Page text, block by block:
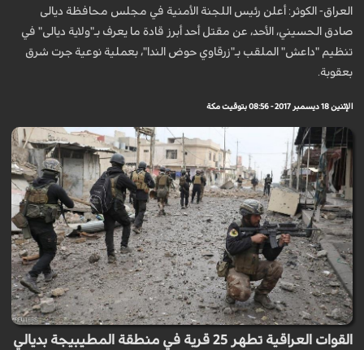
العراق- الكوثر: أعلن رئيس اللجنة الأمنية في مجلس محافظة ديالى
صادق الحسيني، الأحد، عن مقتل أحد أبرز قادة ما يعرف بـ"ولاية ديالى" في
تنظيم "داعش" الملقب بـ"زرقاوي حوض الندا"، بعملية نوعية جرت شرق
ب‍عقوبة.
الإثنين 18 ديسمبر 2017 - 08:56 بتوقيت مكة
القوات العراقية تطهر 25 قرية في منطقة المطيبيجة بديالي